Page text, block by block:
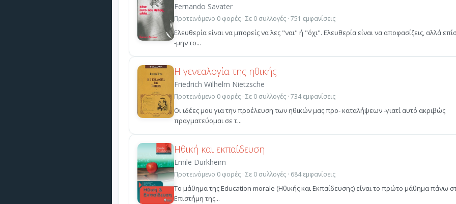
Fernando Savater
Προτεινόμενο 0 φορές · Σε 0 συλλογές · 751 εμφανίσεις
Ελευθερία είναι να μπορείς να λες "ναι" ή "όχι". Ελευθερία είναι να αποφασίζεις, αλλά
-μην το...
Η γενεαλογία της ηθικής
Friedrich Wilhelm Nietzsche
Προτεινόμενο 0 φορές · Σε 0 συλλογές · 734 εμφανίσεις
Οι ιδέες μου για την προέλευση των ηθικών μας προ- καταλήψεων -γιατί αυτό ακριβώς
πραγματεύομαι σε τ...
Ηθική και εκπαίδευση
Emile Durkheim
Προτεινόμενο 0 φορές · Σε 0 συλλογές · 684 εμφανίσεις
Το μάθημα της Εducation morale (Ηθικής και Εκπαίδευσης) είναι το πρώτο μάθημα πάνω
Επιστήμη της...